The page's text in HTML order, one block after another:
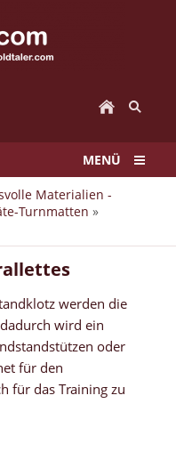
MENÜ
Materialien -
Turnmatten »
werden die
wird ein
oder
für den
für das Training zu